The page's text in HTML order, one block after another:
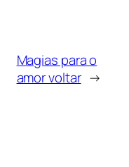
Magias para o
amor voltar →